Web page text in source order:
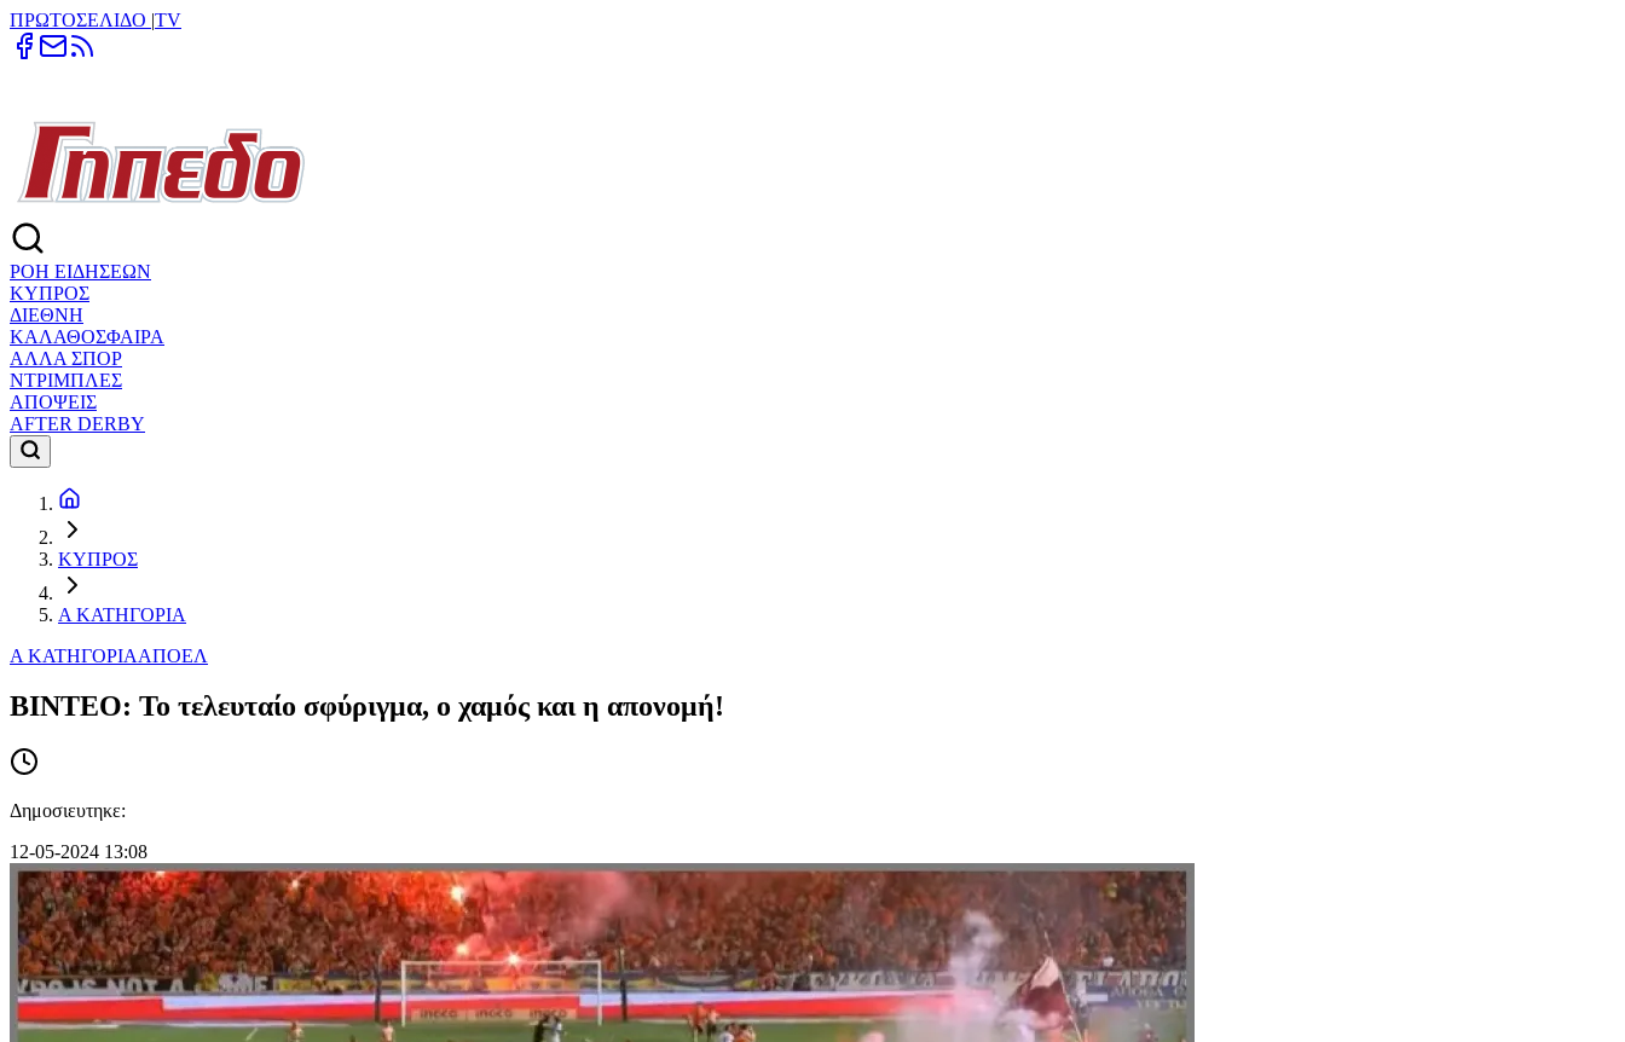
ΠΡΩΤΟΣΕΛΙΔΟ |TV
ΡΟΗ ΕΙΔΗΣΕΩΝ
ΚΥΠΡΟΣ
ΔΙΕΘΝΗ
ΚΑΛΑΘΟΣΦΑΙΡΑ
ΑΛΛΑ ΣΠΟΡ
ΝΤΡΙΜΠΛΕΣ
ΑΠΟΨΕΙΣ
AFTER DERBY
ΚΥΠΡΟΣ
Α ΚΑΤΗΓΟΡΙΑ
Α ΚΑΤΗΓΟΡΙΑΑΠΟΕΛ
ΒΙΝΤΕΟ: Το τελευταίο σφύριγμα, ο χαμός και η απονομή!
Δημοσιευτηκε:
12-05-2024 13:08